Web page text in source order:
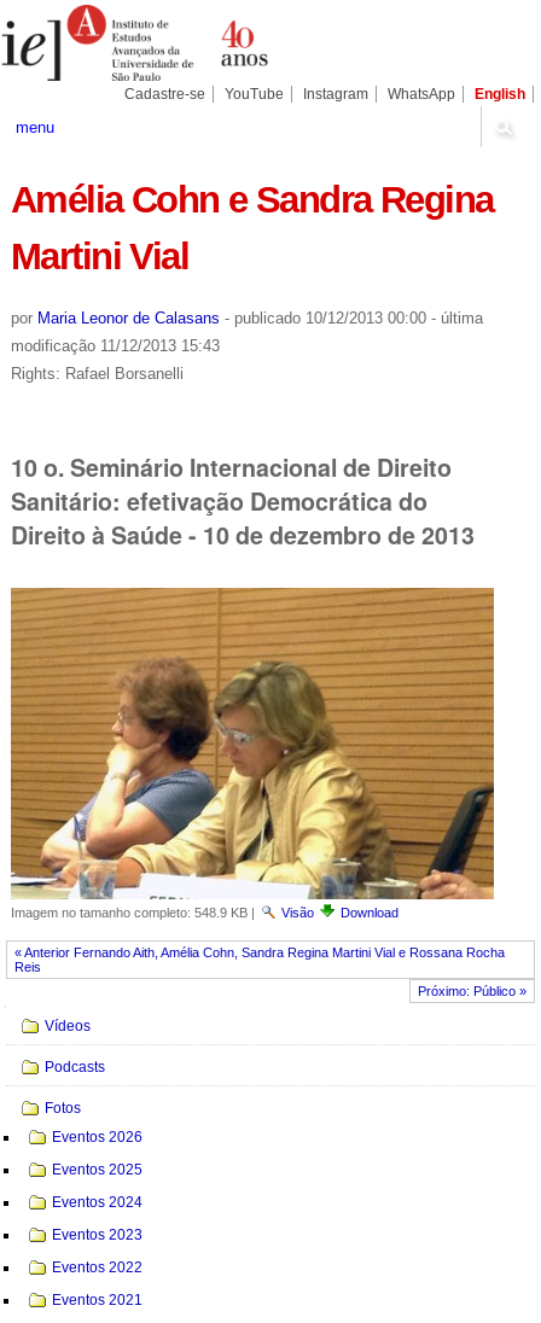
para
conteúdo.
Pessoais
Cadastre-se YouTube Instagram WhatsApp English
menu
Amélia Cohn e Sandra Regina
Martini Vial
por Maria Leonor de Calasans - publicado10/12/2013 00:00 - última
modificação11/12/2013 15:43
Rights: Rafael Borsanelli
10 o. Seminário Internacional de Direito
Sanitário: efetivação Democrática do
Direito à Saúde - 10 de dezembro de 2013
Imagem no tamanho completo: 548.9 KB| Visão Download
« Anterior Fernando Aith, Amélia Cohn, Sandra Regina Martini Vial e Rossana Rocha
Reis
Próximo: Público »
Vídeos
Podcasts
Fotos
Eventos 2026
Eventos 2025
Eventos 2024
Eventos 2023
Eventos 2022
Eventos 2021